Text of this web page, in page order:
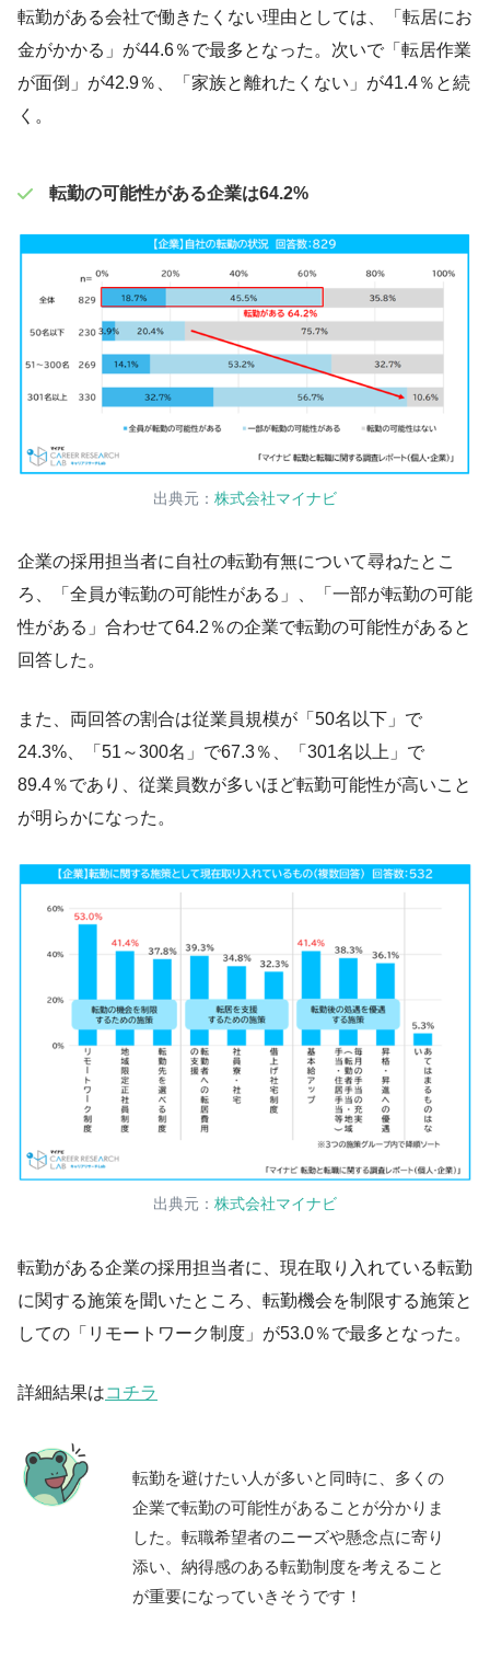
転勤がある会社で働きたくない理由としては、「転居にお
金がかかる」が44.6％で最多となった。次いで「転居作業
が面倒」が42.9％、「家族と離れたくない」が41.4％と続
く。
転勤の可能性がある企業は64.2%
出典元： 株式会社マイナビ
企業の採用担当者に自社の転勤有無について尋ねたとこ
ろ、「全員が転勤の可能性がある」、「一部が転勤の可能
性がある」合わせて64.2％の企業で転勤の可能性があると
回答した。
また、両回答の割合は従業員規模が「50名以下」で
24.3%、「51～300名」で67.3％、「301名以上」で
89.4％であり、従業員数が多いほど転勤可能性が高いこと
が明らかになった。
出典元： 株式会社マイナビ
転勤がある企業の採用担当者に、現在取り入れている転勤
に関する施策を聞いたところ、転勤機会を制限する施策と
しての「リモートワーク制度」が53.0％で最多となった。
詳細結果はコチラ
転勤を避けたい人が多いと同時に、多くの
企業で転勤の可能性があることが分かりま
した。転職希望者のニーズや懸念点に寄り
添い、納得感のある転勤制度を考えること
が重要になっていきそうです！